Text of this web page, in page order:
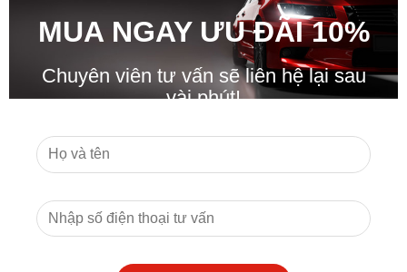
MUA NGAY ƯU ĐÃI10%
Chuyên viên tư vấn sẽ liên hệ lại sau
vài phút!